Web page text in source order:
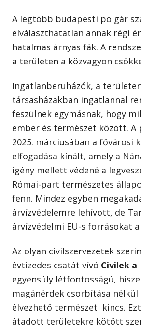
A legtöbb budapesti polgár
elválaszthatatlan annak régi
hatalmas árnyas fák. A
a területen a közvagyon
Ingatlanberuházók, a
társasházakban ingatlannal
feszülnek egymásnak, hogy
ember és természet között.
2025. márciusában a fővárosi
elfogadása kínált, amely a
igény mellett védené a
Római-part természetes
fenn. Mindez egyben
árvízvédelemre lehívott, de
árvízvédelmi EU-s forrásokat
Az olyan civilszervezetek
évtizedes csatát vívó Civilek
egyensúly létfontosságú,
magánérdek csorbítása
élvezhető természeti kincs.
átadott területekre kötött